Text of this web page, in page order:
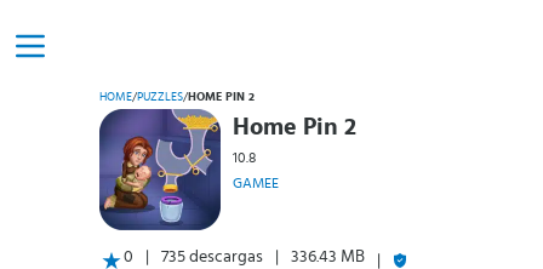
HOME/PUZZLES/ HOME PIN 2
Home Pin 2
10.8
GAMEE
0 735 descargas 336.43 MB